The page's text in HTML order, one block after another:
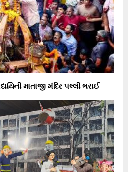
માતાજી મંદિર પલ્લી ભરાઈ